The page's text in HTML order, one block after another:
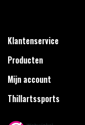
Klantenservice
Producten
Mijn account
Thillartssports